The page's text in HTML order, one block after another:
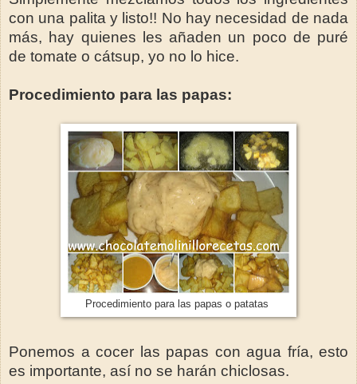
con una palita y listo!! No hay necesidad de nada
más, hay quienes les añaden un poco de puré
de tomate o cátsup, yo no lo hice.
Procedimiento para las papas:
Procedimiento para las papas o patatas
Ponemos a cocer las papas con agua fría, esto
es importante, así no se harán chiclosas.